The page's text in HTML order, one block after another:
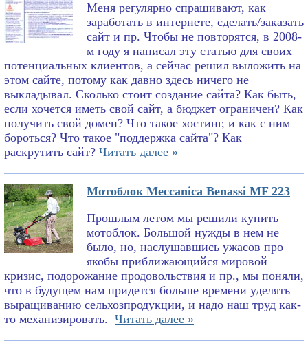
Меня регулярно спрашивают, как
заработать в интернете, сделать/заказать
сайт и пр. Чтобы не повторятся, в 2008-
м году я написал эту статью для своих
потенциальных клиентов, а сейчас решил выложить на
этом сайте, потому как давно здесь ничего не
выкладывал. Сколько стоит создание сайта? Как быть,
если хочется иметь свой сайт, а бюджет ограничен? Как
получить свой домен? Что такое хостинг, и как с ним
бороться? Что такое "поддержка сайта"? Как
раскрутить сайт? Читать далее »
Мотоблок Meccanica Benassi MF 223
Прошлым летом мы решили купить
мотоблок. Большой нужды в нем не
было, но, наслушавшись ужасов про
якобы приближающийся мировой
кризис, подорожание продовольствия и пр., мы поняли,
что в будущем нам придется больше времени уделять
выращиванию сельхозпродукции, и надо наш труд как-
то механизировать. Читать далее »